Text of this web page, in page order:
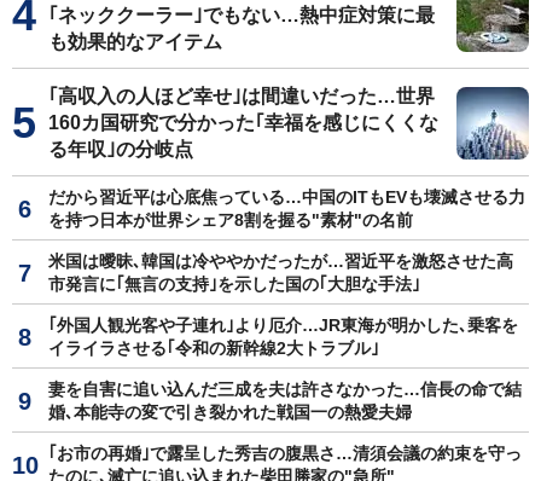
｢ネッククーラー｣でもない…熱中症対策に最
も効果的なアイテム
｢高収入の人ほど幸せ｣は間違いだった…世界
160カ国研究で分かった｢幸福を感じにくくな
る年収｣の分岐点
だから習近平は心底焦っている…中国のITもEVも壊滅させる力
を持つ日本が世界シェア8割を握る"素材"の名前
米国は曖昧､韓国は冷ややかだったが…習近平を激怒させた高
市発言に｢無言の支持｣を示した国の｢大胆な手法｣
｢外国人観光客や子連れ｣より厄介…JR東海が明かした､乗客を
イライラさせる｢令和の新幹線2大トラブル｣
妻を自害に追い込んだ三成を夫は許さなかった…信長の命で結
婚､本能寺の変で引き裂かれた戦国一の熱愛夫婦
｢お市の再婚｣で露呈した秀吉の腹黒さ…清須会議の約束を守っ
たのに､滅亡に追い込まれた柴田勝家の"急所"